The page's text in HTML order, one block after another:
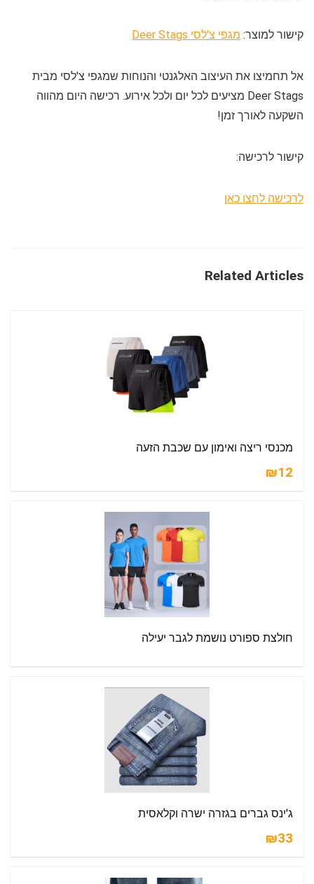
קישור למוצר: מגפי צ'לסי Deer Stags
אל תחמיצו את העיצוב האלגנטי והנוחות שמגפי צ'לסי מבית
Deer Stags מציעים לכל יום ולכל אירוע. רכישה היום מהווה
השקעה לאורך זמן!
קישור לרכישה:
לרכישה לחצו כאן
Related Articles
מכנסי ריצה ואימון עם שכבת הזעה
₪12
חולצת ספורט נושמת לגבר יעילה
ג'ינס גברים בגזרה ישרה וקלאסית
₪33